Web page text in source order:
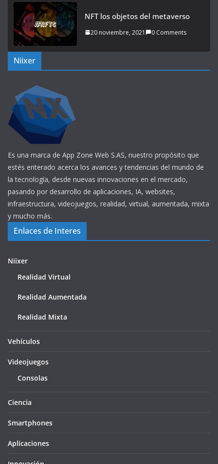
NFT los objetos del metaverso
20 noviembre, 2021 0 Comments
Niixer
Es una marca de App Zone Web S.AS, nuestro propósito que
estés enterado acerca los avances y tendencias del mundo de
la tecnología, desde nuevas innovaciones en el mercado,
pasando por desarrollo de aplicaciones, IA, websites,
infraestructura, videojuegos, realidad, virtual, aumentada, mixta
y mucho más.
Enlaces de Interes
Niixer
Realidad Virtual
Realidad Aumentada
Realidad Mixta
Vehículos
Videojuegos
Consolas
Ciencia
Smartphones
Aplicaciones